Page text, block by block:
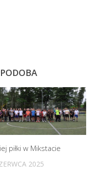
piłki w Mikstacie
2025